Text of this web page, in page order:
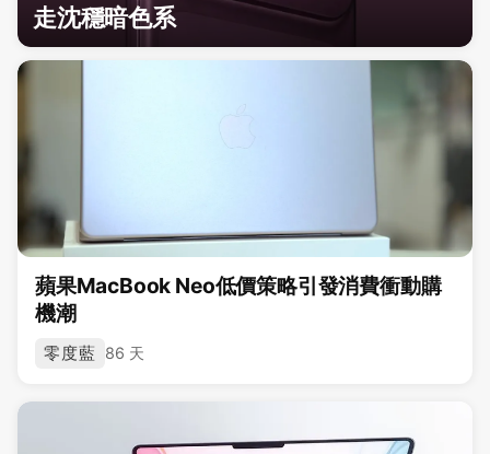
走沈穩暗色系
蘋果MacBook Neo低價策略引發消費衝動購
機潮
零度藍 86 天